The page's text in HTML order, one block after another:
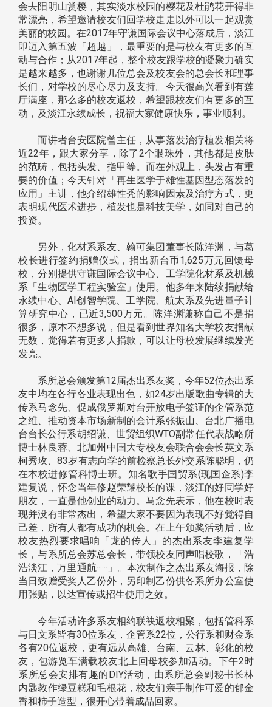
会去阳明山赏樱，其实淡水校园的樱花及杜鹃花开得非
常漂亮，希望邀请校友们回学校走走以外可以一起观赏
美丽的校园。在2017年守谦国际会议中心落成后，淡江
即迈入第五波「超越」，最重要的是与校友有更多的互
动与合作；从2017年起，整个校友跟学校的凝聚力确实
是越来越多，也谢谢几位总会及校友会的总会长和理事
长们，对学校的尽心尽力及支持。今天很高兴看到有莲
厅满座，那么多的校友返校，希望跟校友们有更多的互
动，及淡江永续成长，祝福大家健康快乐，事业顺利。
而讲者台安医院曾主任，从事落发治疗植发相关将
近22年，跟大家分享，除了2个眼珠外，其他都是皮肤
的范畴，包括头发、指甲等。而在外观上，头发占有重
要的价值；今天针对「再生医学于雄性基因型态落发的
应用」主讲，他介绍雄性秃的影响因素及治疗方式，更
表明现代医术进步，植发也是科技美学，如同对自己的
投资。
另外，化材系系友、翰可集团董事长陈洋渊，与葛
校长进行签约捐赠仪式，捐出新台币1,625万元回馈母
校，分别提供守谦国际会议中心、工学院化材系及机械
系「生物医学工程实验室」使用。他多年来陆续捐献给
永续中心、AI创智学院、工学院、航太系及先进量子计
算研究中心，已近3,500万元。陈洋渊谦称自己不是捐
很多，原本不想多说，但是看到世界知名大学校友捐献
无数，觉得若有更多人捐款，可以让母校发展继续发光
发亮。
系所总会颁发第12届杰出系友奖，今年52位杰出系
友中均在各行各业表现出色，如24岁出版歌曲专辑的大
传系马念先、促成俄罗斯对台开放电子签证的企管系范
之维、推动资本市场新制的会计系张振山、台北广播电
台台长公行系胡绍谦、世贸组织WTO副常任代表战略所
博士林良蓉、北加州中国大专校友会联合会会长英文系
柯秀玫、83岁有志向学的前检察总长外交系陈聪明，仍
在本校进修管科博士班。知名歌手国贸系(现国企系)李
建复说，怀念当年修赵荣耀校长的课，淡江的好同学好
朋友，一直是他创业的动力。马念先表示，他在校时表
现并没有非常杰出，希望大家不要因为表现不好觉得自
己差，所有人都有成功的机会。在上午颁奖活动后，应
校友热烈要求唱响「龙的传人」的杰出系友李建复学
长，与系所总会苏总会长，带领校友同声唱校歌，「浩
浩淡江，万里通航······」。本次制作之杰出系友海报，除
当日致赠受奖人乙份外，另印制乙份供各系所办公室使
用张贴，以达宣传或招生使用之效。
今年活动许多系友相约联袂返校相聚，包括管科系
与日文系皆有30位系友，企管系22位，公行系和财金系
各有20位返校，更有远从高雄、台南、云林、彰化的校
友，包游览车满载校友北上回母校参加活动。下午2时
系所总会安排有趣的DIY活动，由系所总会副秘书长林
内匙教作绿豆糕和毛根花，校友们亲手制作可爱的郁金
香和柿子造型，很开心带着成品回家。